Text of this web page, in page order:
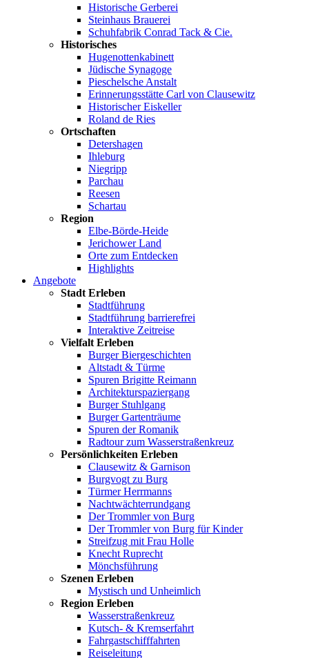
Historische Gerberei
Steinhaus Brauerei
Schuhfabrik Conrad Tack & Cie.
Historisches
Hugenottenkabinett
Jüdische Synagoge
Pieschelsche Anstalt
Erinnerungsstätte Carl von Clausewitz
Historischer Eiskeller
Roland de Ries
Ortschaften
Detershagen
Ihleburg
Niegripp
Parchau
Reesen
Schartau
Region
Elbe-Börde-Heide
Jerichower Land
Orte zum Entdecken
Highlights
Angebote
Stadt Erleben
Stadtführung
Stadtführung barrierefrei
Interaktive Zeitreise
Vielfalt Erleben
Burger Biergeschichten
Altstadt & Türme
Spuren Brigitte Reimann
Architekturspaziergang
Burger Stuhlgang
Burger Gartenträume
Spuren der Romanik
Radtour zum Wasserstraßenkreuz
Persönlichkeiten Erleben
Clausewitz & Garnison
Burgvogt zu Burg
Türmer Herrmanns
Nachtwächterrundgang
Der Trommler von Burg
Der Trommler von Burg für Kinder
Streifzug mit Frau Holle
Knecht Ruprecht
Mönchsführung
Szenen Erleben
Mystisch und Unheimlich
Region Erleben
Wasserstraßenkreuz
Kutsch- & Kremserfahrt
Fahrgastschifffahrten
Reiseleitung